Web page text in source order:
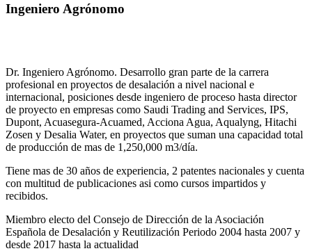
Ingeniero Agrónomo
Dr. Ingeniero Agrónomo. Desarrollo gran parte de la carrera
profesional en proyectos de desalación a nivel nacional e
internacional, posiciones desde ingeniero de proceso hasta director
de proyecto en empresas como Saudi Trading and Services, IPS,
Dupont, Acuasegura-Acuamed, Acciona Agua, Aqualyng, Hitachi
Zosen y Desalia Water, en proyectos que suman una capacidad total
de producción de mas de 1,250,000 m3/día.
Tiene mas de 30 años de experiencia, 2 patentes nacionales y cuenta
con multitud de publicaciones asi como cursos impartidos y
recibidos.
Miembro electo del Consejo de Dirección de la Asociación
Española de Desalación y Reutilización Periodo 2004 hasta 2007 y
desde 2017 hasta la actualidad